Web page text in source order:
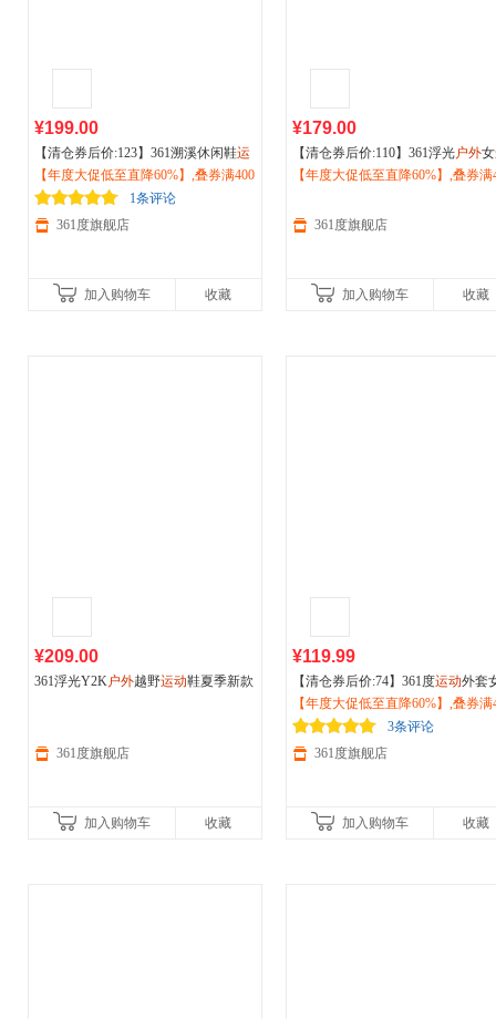
¥199.00
【清仓券后价:123】361溯溪休闲鞋运
动凉鞋女2026夏季透气防滑涉水鞋户
外徒步划水鞋682626775
【年度大促低至直降60%】,叠券满400
减150/600减230,立即抢购！
1条评论
361度旗舰店
加入购物车 收藏
¥179.00
【清仓券后价:110】361浮光户外女
动鞋新款耐磨徒步鞋复古老爹鞋网
【年度大促低至直降60%】,叠券满
361度旗舰店
加入购物车 收藏
¥209.00
361浮光Y2K户外越野运动鞋夏季新款
361度旗舰店
加入购物车 收藏
¥119.99
【清仓券后价:74】361度运动外套
026夏季新款冰丝速干原纱防晒衣
宽松运动服662514606
【年度大促低至直降60%】,叠券满
减150/600减230,立即抢购！
3条评论
361度旗舰店
加入购物车 收藏